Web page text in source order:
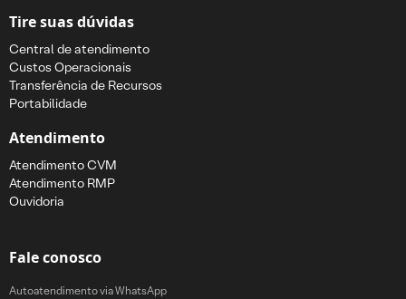
Tire suas dúvidas
Central de atendimento
Custos Operacionais
Transferência de Recursos
Portabilidade
Atendimento
Atendimento CVM
Atendimento RMP
Ouvidoria
Fale conosco
Autoatendimento via WhatsApp